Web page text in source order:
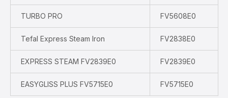
TURBO PRO FV5608E0
Tefal Express Steam Iron FV2838E0
EXPRESS STEAM FV2839E0 FV2839E0
EASYGLISS PLUS FV5715E0 FV5715E0